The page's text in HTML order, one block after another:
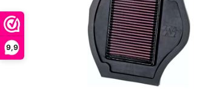
9,9